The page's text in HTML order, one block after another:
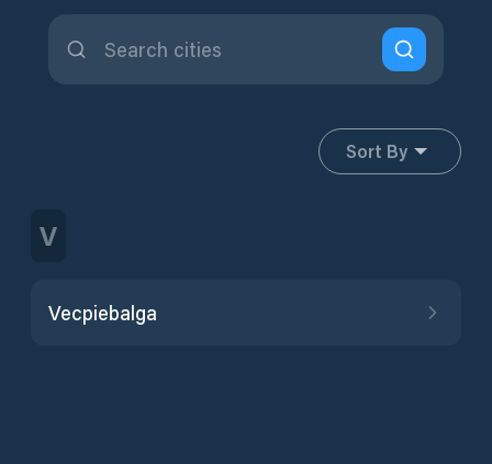
Sort By
V
Vecpiebalga